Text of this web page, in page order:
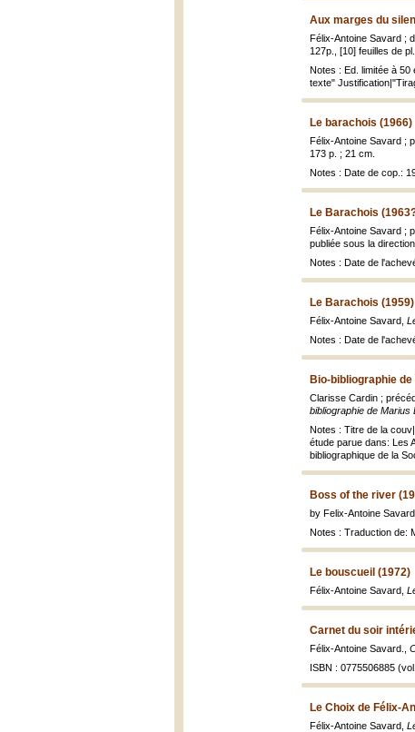
Aux marges du
Félix-Antoine Savard ;
127p., [10] feuilles de
Notes : Ed. limitée à 50
texte"
Le barachois (1966)
Félix-Antoine Savard ;
173 p. ; 21 cm.
Notes : Date de cop.:
Le Barachois
Félix-Antoine Savard ;
publiée sous la
Notes : Date de
Le Barachois (1959)
Félix-Antoine Savard,
Notes : Date de
Bio-bibliographie
Clarisse Cardin ;
bibliographie de Marius
Notes : Titre de la
étude parue dans: Les
bibliographique de la
Boss of the river
by Felix-Antoine
Notes : Traduction de:
Le bouscueil (1972)
Félix-Antoine Savard,
Carnet du soir
Félix-Antoine Savard.,
ISBN : 0775506885
Le Choix de Félix-
Félix-Antoine Savard,